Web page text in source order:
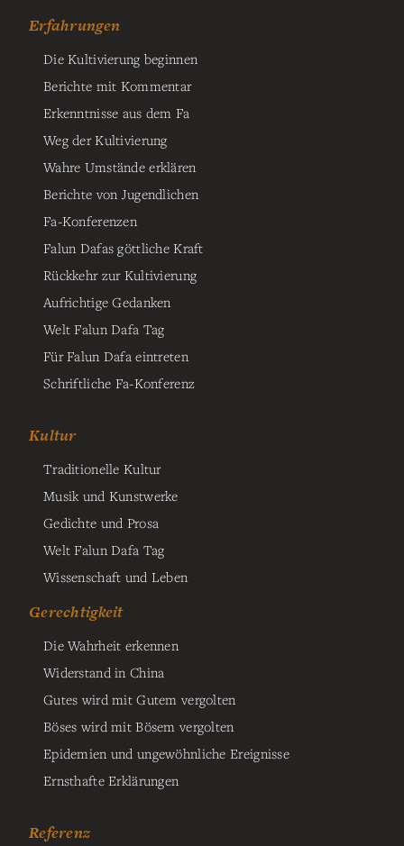
Erfahrungen
Die Kultivierung beginnen
Berichte mit Kommentar
Erkenntnisse aus dem Fa
Weg der Kultivierung
Wahre Umstände erklären
Berichte von Jugendlichen
Fa-Konferenzen
Falun Dafas göttliche Kraft
Rückkehr zur Kultivierung
Aufrichtige Gedanken
Welt Falun Dafa Tag
Für Falun Dafa eintreten
Schriftliche Fa-Konferenz
Kultur
Traditionelle Kultur
Musik und Kunstwerke
Gedichte und Prosa
Welt Falun Dafa Tag
Wissenschaft und Leben
Gerechtigkeit
Die Wahrheit erkennen
Widerstand in China
Gutes wird mit Gutem vergolten
Böses wird mit Bösem vergolten
Epidemien und ungewöhnliche Ereignisse
Ernsthafte Erklärungen
Referenz